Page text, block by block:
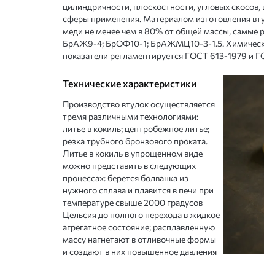
цилиндричности, плоскостности, угловых
сферы применения. Материалом изготовления
меди не менее чем в 80% от общей массы,
БрАЖ9-4; БрОФ10-1; БрАЖМЦ10-3-1.5.
показатели регламентируется ГОСТ 613-1979 и
Технические характеристики
Производство втулок осуществляется
тремя различными технологиями:
литье в кокиль; центробежное литье;
резка трубного бронзового проката.
Литье в кокиль в упрощенном виде
можно представить в следующих
процессах: берется болванка из
нужного сплава и плавится в печи при
температуре свыше 2000 градусов
Цельсия до полного перехода в жидкое
агрегатное состояние; расплавленную
массу нагнетают в отливочные формы
и создают в них повышенное давления